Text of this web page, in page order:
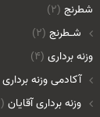
(2) شطرنج
شـطرنج (2)
(4) وزنه برداری
آکادمی وزنه برداری
وزنه برداری آقایان (3)